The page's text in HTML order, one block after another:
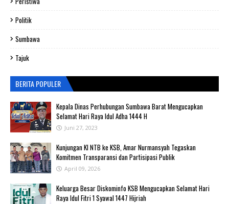
Politik
Sumbawa
Tajuk
BERITA POPULER
Kepala Dinas Perhubungan Sumbawa Barat Mengucapkan
Selamat Hari Raya Idul Adha 1444 H
Juni 27, 2023
Kunjungan KI NTB ke KSB, Amar Nurmansyah Tegaskan
Komitmen Transparansi dan Partisipasi Publik
April 09, 2026
Keluarga Besar Diskominfo KSB Mengucapkan Selamat Hari
Raya Idul Fitri 1 Syawal 1447 Hijriah